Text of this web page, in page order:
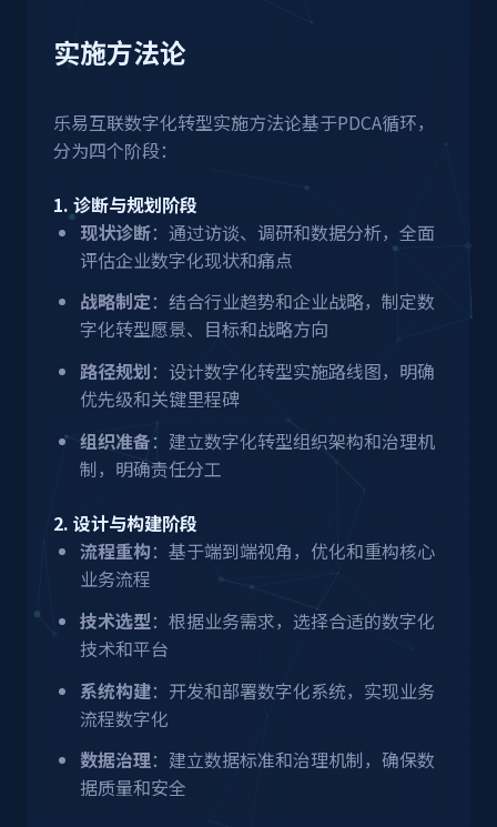
实施方法论
乐易互联数字化转型实施方法论基于PDCA循环，
分为四个阶段：
1. 诊断与规划阶段
现状诊断：通过访谈、调研和数据分析，全面
评估企业数字化现状和痛点
战略制定：结合行业趋势和企业战略，制定数
字化转型愿景、目标和战略方向
路径规划：设计数字化转型实施路线图，明确
优先级和关键里程碑
组织准备：建立数字化转型组织架构和治理机
制，明确责任分工
2. 设计与构建阶段
流程重构：基于端到端视角，优化和重构核心
业务流程
技术选型：根据业务需求，选择合适的数字化
技术和平台
系统构建：开发和部署数字化系统，实现业务
流程数字化
数据治理：建立数据标准和治理机制，确保数
据质量和安全